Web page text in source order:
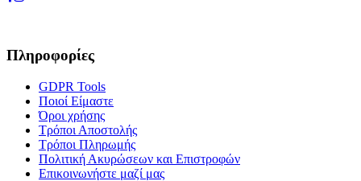
Πληροφορίες
GDPR Tools
Ποιοί Είμαστε
Όροι χρήσης
Τρόποι Αποστολής
Τρόποι Πληρωμής
Πολιτική Ακυρώσεων και Επιστροφών
Επικοινωνήστε μαζί μας